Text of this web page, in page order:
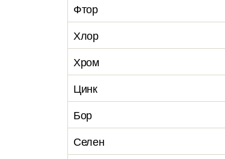
Фтор
Хлор
Хром
Цинк
Бор
Селен